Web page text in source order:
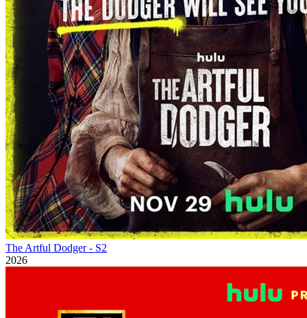
The Artful Dodger - S2
2026